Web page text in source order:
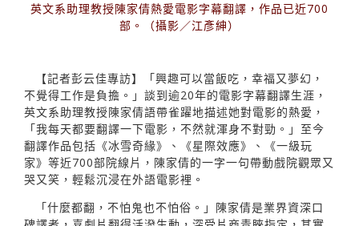
英文系助理教授陳家倩熱愛電影字幕翻譯，作品已近700
部。（攝影／江彥紳）
【記者彭云佳專訪】「興趣可以當飯吃，幸福又夢幻，
不覺得工作是負擔。」談到逾20年的電影字幕翻譯生涯，
英文系助理教授陳家倩語帶雀躍地描述她對電影的熱愛，
「我每天都要翻譯一下電影，不然就渾身不對勁。」至今
翻譯作品包括《冰雪奇緣》、《星際效應》、《一級玩
家》等近700部院線片，陳家倩的一字一句帶動戲院觀眾又
哭又笑，輕鬆沉浸在外語電影裡。
「什麼都翻，不怕鬼也不怕俗。」陳家倩是業界資深口